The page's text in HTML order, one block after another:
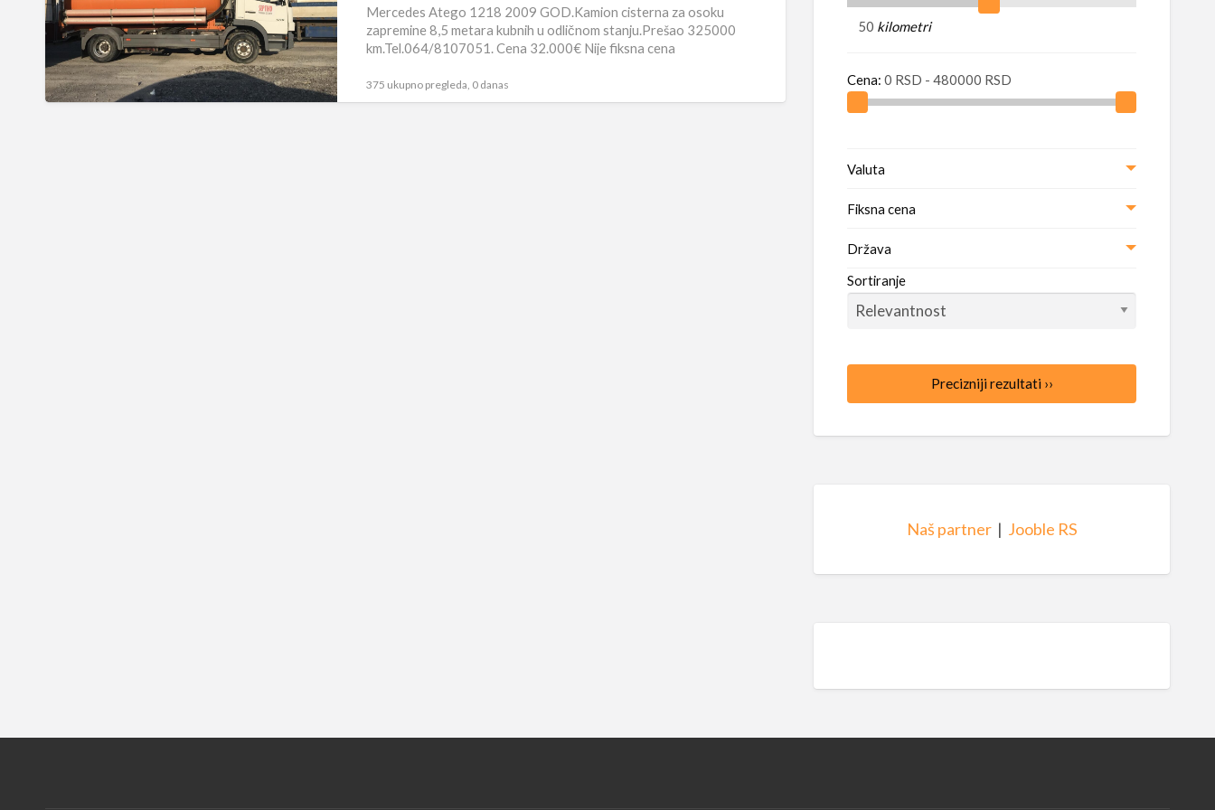
1218
2009
GOD
Mercedes Atego 1218 2009 GOD.Kamion cisterna za osoku
zapremine 8,5 metara kubnih u odličnom stanju.Prešao 325000
km.Tel.064/8107051. Cena 32.000€ Nije fiksna cena
375 ukupno pregleda, 0 danas
kilometri
Cena:
Valuta
Fiksna cena
Država
Sortiranje
Precizniji rezultati ››
Naš partner| Jooble RS